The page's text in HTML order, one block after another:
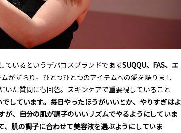
ているというデパコスブランドであるSUQQU、FAS、エ
がずらり。ひとつひとつのアイテムへの愛を語りまし
いた質問にも回答。スキンケアで重要視していること
でしています。毎日やったほうがいいとか、やりすぎはよ
が、自分の肌が調子のいいリズムでやるようにしていま
肌の調子に合わせて美容液を選ぶようにしていま